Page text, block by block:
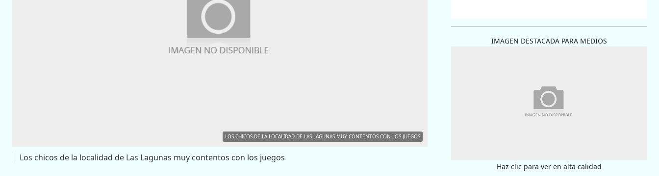
LOS CHICOS DE LA LOCALIDAD DE LAS LAGUNAS MUY CONTENTOS CON LOS JUEGOS
Los chicos de la localidad de Las Lagunas muy contentos con los juegos
IMAGEN DESTACADA PARA MEDIOS
Haz clic para ver en alta calidad